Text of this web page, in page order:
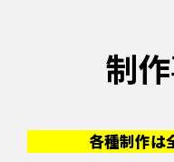
制
各種制作は